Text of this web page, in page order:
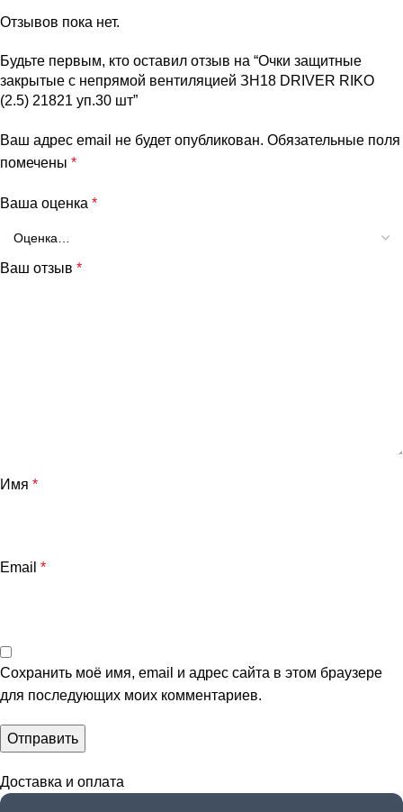
Отзывов пока нет.
Будьте первым, кто оставил отзыв на “Очки защитные
закрытые с непрямой вентиляцией ЗН18 DRIVER RIKO
(2.5) 21821 уп.30 шт”
Ваш адрес email не будет опубликован. Обязательные поля
помечены *
Ваша оценка *
Ваш отзыв *
Имя *
Email *
Сохранить моё имя, email и адрес сайта в этом браузере
для последующих моих комментариев.
Доставка и оплата